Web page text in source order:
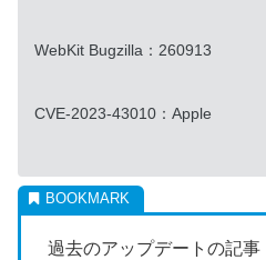
WebKit Bugzilla：260913
CVE-2023-43010：Apple
過去のアップデートの記事